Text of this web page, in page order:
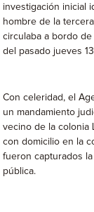
investigación inicial
hombre de la
circulaba a bordo
del pasado jueves
Con celeridad, el
un mandamiento
vecino de la colonia
con domicilio en la
fueron capturados
pública.